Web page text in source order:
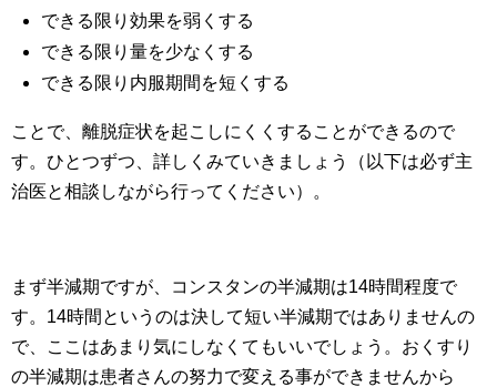
できる限り効果を弱くする
できる限り量を少なくする
できる限り内服期間を短くする
ことで、離脱症状を起こしにくくすることができるので
す。ひとつずつ、詳しくみていきましょう（以下は必ず主
治医と相談しながら行ってください）。
まず半減期ですが、コンスタンの半減期は14時間程度で
す。14時間というのは決して短い半減期ではありませんの
で、ここはあまり気にしなくてもいいでしょう。おくすり
の半減期は患者さんの努力で変える事ができませんから